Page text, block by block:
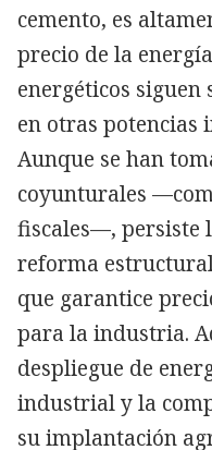
cemento, es
precio de la
energéticos siguen
en otras potencias
Aunque se han
coyunturales
fiscales—, persiste
reforma
que garantice
para la industria.
despliegue de
industrial y la
su implantación